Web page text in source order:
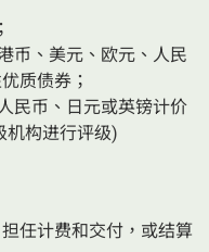
币、美元、欧元、人民
质债券；
民币、日元或英镑计价
机构进行评级)
任计费和交付，或结算